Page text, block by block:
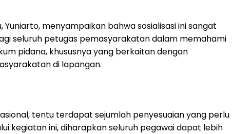
Yuniarto, menyampaikan bahwa sosialisasi ini sangat
seluruh petugas pemasyarakatan dalam memahami
pidana, khususnya yang berkaitan dengan
di lapangan.
tentu terdapat sejumlah penyesuaian yang perlu
kegiatan ini, diharapkan seluruh pegawai dapat lebih